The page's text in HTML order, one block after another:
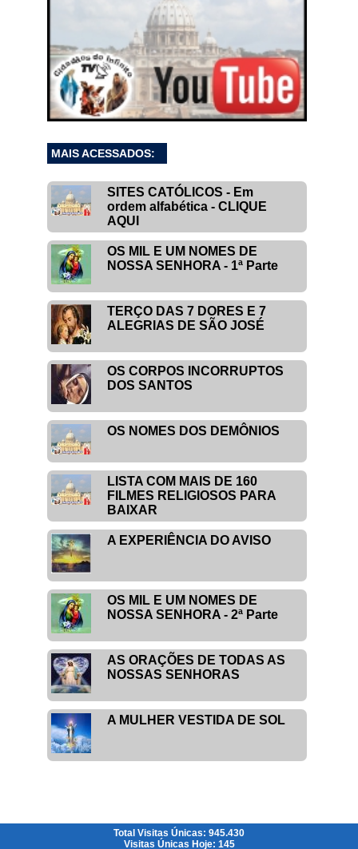
MAIS ACESSADOS:
SITES CATÓLICOS - Em
ordem alfabética - CLIQUE
AQUI
OS MIL E UM NOMES DE
NOSSA SENHORA - 1ª Parte
TERÇO DAS 7 DORES E 7
ALEGRIAS DE SÃO JOSÉ
OS CORPOS INCORRUPTOS
DOS SANTOS
OS NOMES DOS DEMÔNIOS
LISTA COM MAIS DE 160
FILMES RELIGIOSOS PARA
BAIXAR
A EXPERIÊNCIA DO AVISO
OS MIL E UM NOMES DE
NOSSA SENHORA - 2ª Parte
AS ORAÇÕES DE TODAS AS
NOSSAS SENHORAS
A MULHER VESTIDA DE SOL
Total Visitas Únicas: 945.430
Visitas Únicas Hoje: 145